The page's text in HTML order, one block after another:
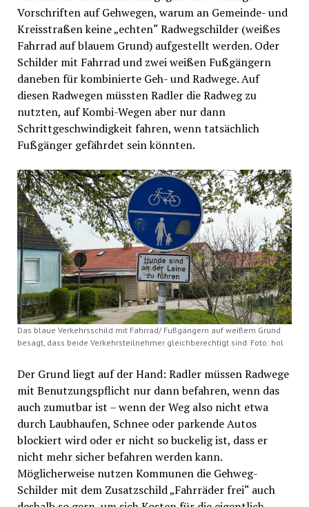
Vorschriften auf Gehwegen, warum an Gemeinde- und
Kreisstraßen keine „echten“ Radwegschilder (weißes
Fahrrad auf blauem Grund) aufgestellt werden. Oder
Schilder mit Fahrrad und zwei weißen Fußgängern
daneben für kombinierte Geh- und Radwege. Auf
diesen Radwegen müssten Radler die Radweg zu
nutzten, auf Kombi-Wegen aber nur dann
Schrittgeschwindigkeit fahren, wenn tatsächlich
Fußgänger gefährdet sein könnten.
Das blaue Verkehrsschild mit Fahrrad/ Fußgängern auf weißem Grund
besagt, dass beide Verkehrsteilnehmer gleichberechtigt sind. Foto: hol
Der Grund liegt auf der Hand: Radler müssen Radwege
mit Benutzungspflicht nur dann befahren, wenn das
auch zumutbar ist – wenn der Weg also nicht etwa
durch Laubhaufen, Schnee oder parkende Autos
blockiert wird oder er nicht so buckelig ist, dass er
nicht mehr sicher befahren werden kann.
Möglicherweise nutzen Kommunen die Gehweg-
Schilder mit dem Zusatzschild „Fahrräder frei“ auch